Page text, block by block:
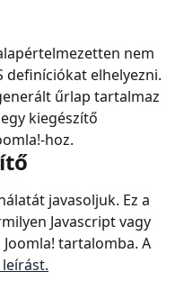
nem
definíciókat elhelyezni.
űrlap tartalmaz
kiegészítő
hoz.
javasoljuk. Ez a
Javascript vagy
tartalomba. A